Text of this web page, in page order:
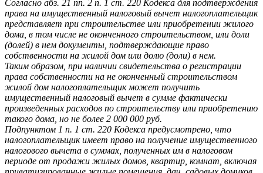
Согласно абз. 21 пп. 2 п. 1 ст. 220 Кодекса для подтверждения
права на имущественный налоговый вычет налогоплательщик
представляет при строительстве или приобретении жилого
дома, в том числе не оконченного строительством, или доли
(долей) в нем документы, подтверждающие право
собственности на жилой дом или долю (доли) в нем.
Таким образом, при наличии свидетельства о регистрации
права собственности на не оконченный строительством
жилой дом налогоплательщик может получить
имущественный налоговый вычет в сумме фактически
произведенных расходов по строительству или приобретению
такого дома, но не более 2 000 000 руб.
Подпунктом 1 п. 1 ст. 220 Кодекса предусмотрено, что
налогоплательщик имеет право на получение имущественного
налогового вычета в суммах, полученных им в налоговом
периоде от продажи жилых домов, квартир, комнат, включая